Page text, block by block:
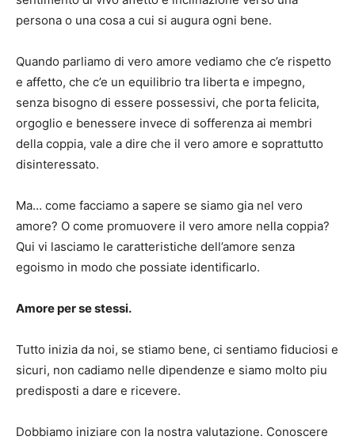
persona o una cosa a cui si augura ogni bene.
Quando parliamo di vero amore vediamo che c’e rispetto
e affetto, che c’e un equilibrio tra liberta e impegno,
senza bisogno di essere possessivi, che porta felicita,
orgoglio e benessere invece di sofferenza ai membri
della coppia, vale a dire che il vero amore e soprattutto
disinteressato.
Ma… come facciamo a sapere se siamo gia nel vero
amore? O come promuovere il vero amore nella coppia?
Qui vi lasciamo le caratteristiche dell’amore senza
egoismo in modo che possiate identificarlo.
Amore per se stessi.
Tutto inizia da noi, se stiamo bene, ci sentiamo fiduciosi e
sicuri, non cadiamo nelle dipendenze e siamo molto piu
predisposti a dare e ricevere.
Dobbiamo iniziare con la nostra valutazione. Conoscere